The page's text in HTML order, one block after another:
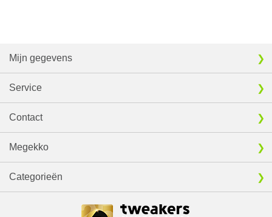
Mijn gegevens
Service
Contact
Megekko
Categorieën